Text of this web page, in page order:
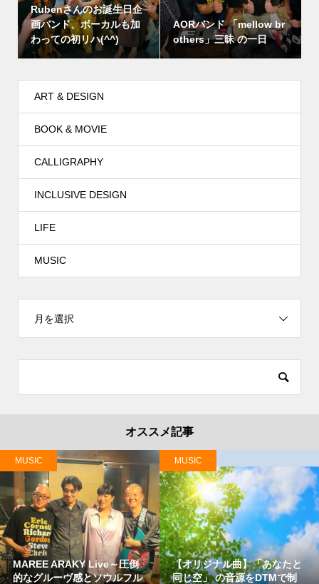
Rubenさんのお誕生日企
画バンド、ボーカルも加
わっての初リハ(^^)
AORバンド 「mellow br
others」三昧 の一日
ART & DESIGN
BOOK & MOVIE
CALLIGRAPHY
INCLUSIVE DESIGN
LIFE
MUSIC
月を選択
オススメ記事
MAREE ARAKY Live～圧倒
的なグルーヴ感とソウルフル
MUSIC
【オリジナル曲】「あなたと
同じ空」 の音源をDTMで制
MUSIC